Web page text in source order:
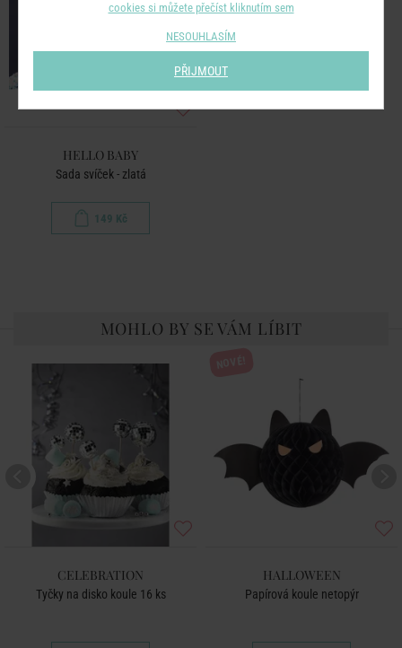
HELLO BABY
Sada svíček - zlatá
149 Kč
MOHLO BY SE VÁM LÍBIT
CELEBRATION
Tyčky na disko koule 16 ks
HALLOWEEN
Papírová koule netopýr
cookies si můžete přečíst kliknutím sem
NESOUHLASÍM
PŘIJMOUT